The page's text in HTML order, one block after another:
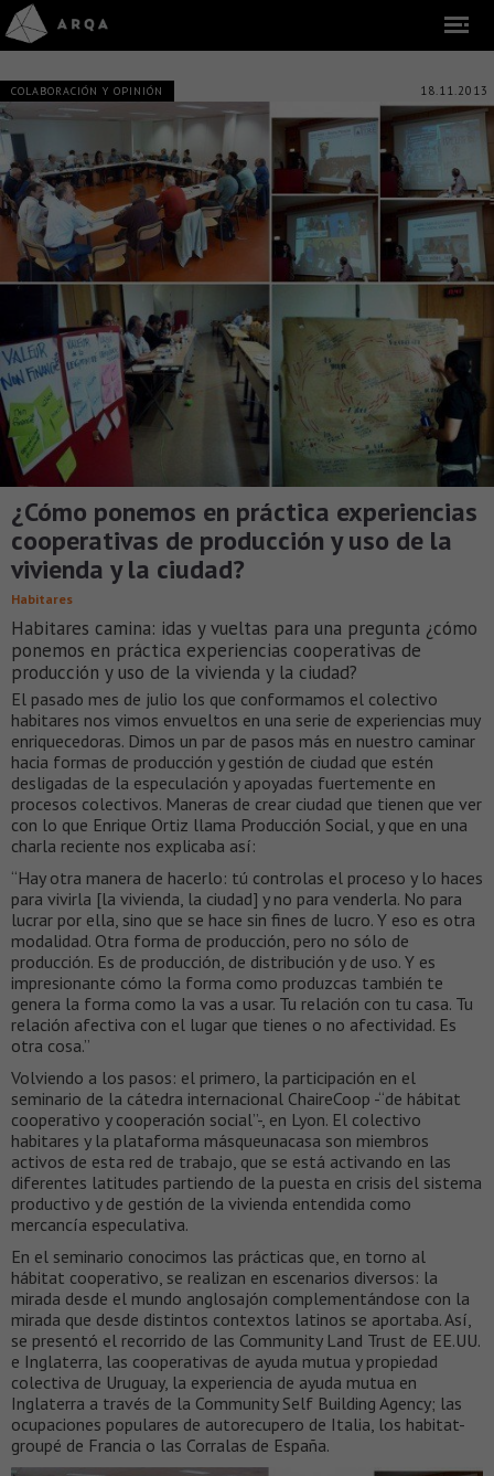
COLABORACIÓN Y OPINIÓN 18.11.2013
¿Cómo ponemos en práctica experiencias
cooperativas de producción y uso de la
vivienda y la ciudad?
Habitares
Habitares camina: idas y vueltas para una pregunta ¿cómo
ponemos en práctica experiencias cooperativas de
producción y uso de la vivienda y la ciudad?
El pasado mes de julio los que conformamos el colectivo
habitares nos vimos envueltos en una serie de experiencias muy
enriquecedoras. Dimos un par de pasos más en nuestro caminar
hacia formas de producción y gestión de ciudad que estén
desligadas de la especulación y apoyadas fuertemente en
procesos colectivos. Maneras de crear ciudad que tienen que ver
con lo que Enrique Ortiz llama Producción Social, y que en una
charla reciente nos explicaba así:
“Hay otra manera de hacerlo: tú controlas el proceso y lo haces
para vivirla [la vivienda, la ciudad] y no para venderla. No para
lucrar por ella, sino que se hace sin fines de lucro. Y eso es otra
modalidad. Otra forma de producción, pero no sólo de
producción. Es de producción, de distribución y de uso. Y es
impresionante cómo la forma como produzcas también te
genera la forma como la vas a usar. Tu relación con tu casa. Tu
relación afectiva con el lugar que tienes o no afectividad. Es
otra cosa.”
Volviendo a los pasos: el primero, la participación en el
seminario de la cátedra internacional ChaireCoop -“de hábitat
cooperativo y cooperación social”-, en Lyon. El colectivo
habitares y la plataforma másqueunacasa son miembros
activos de esta red de trabajo, que se está activando en las
diferentes latitudes partiendo de la puesta en crisis del sistema
productivo y de gestión de la vivienda entendida como
mercancía especulativa.
En el seminario conocimos las prácticas que, en torno al
hábitat cooperativo, se realizan en escenarios diversos: la
mirada desde el mundo anglosajón complementándose con la
mirada que desde distintos contextos latinos se aportaba. Así,
se presentó el recorrido de las Community Land Trust de EE.UU.
e Inglaterra, las cooperativas de ayuda mutua y propiedad
colectiva de Uruguay, la experiencia de ayuda mutua en
Inglaterra a través de la Community Self Building Agency; las
ocupaciones populares de autorecupero de Italia, los habitat-
groupé de Francia o las Corralas de España.